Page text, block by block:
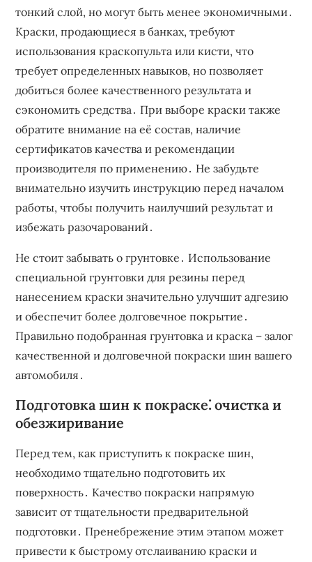
тонкий слой, но могут быть менее экономичными․
Краски, продающиеся в банках, требуют
использования краскопульта или кисти, что
требует определенных навыков, но позволяет
добиться более качественного результата и
сэкономить средства․ При выборе краски также
обратите внимание на её состав, наличие
сертификатов качества и рекомендации
производителя по применению․ Не забудьте
внимательно изучить инструкцию перед началом
работы, чтобы получить наилучший результат и
избежать разочарований․
Не стоит забывать о грунтовке․ Использование
специальной грунтовки для резины перед
нанесением краски значительно улучшит адгезию
и обеспечит более долговечное покрытие․
Правильно подобранная грунтовка и краска – залог
качественной и долговечной покраски шин вашего
автомобиля․
Подготовка шин к покраске⁚ очистка и
обезжиривание
Перед тем, как приступить к покраске шин,
необходимо тщательно подготовить их
поверхность․ Качество покраски напрямую
зависит от тщательности предварительной
подготовки․ Пренебрежение этим этапом может
привести к быстрому отслаиванию краски и